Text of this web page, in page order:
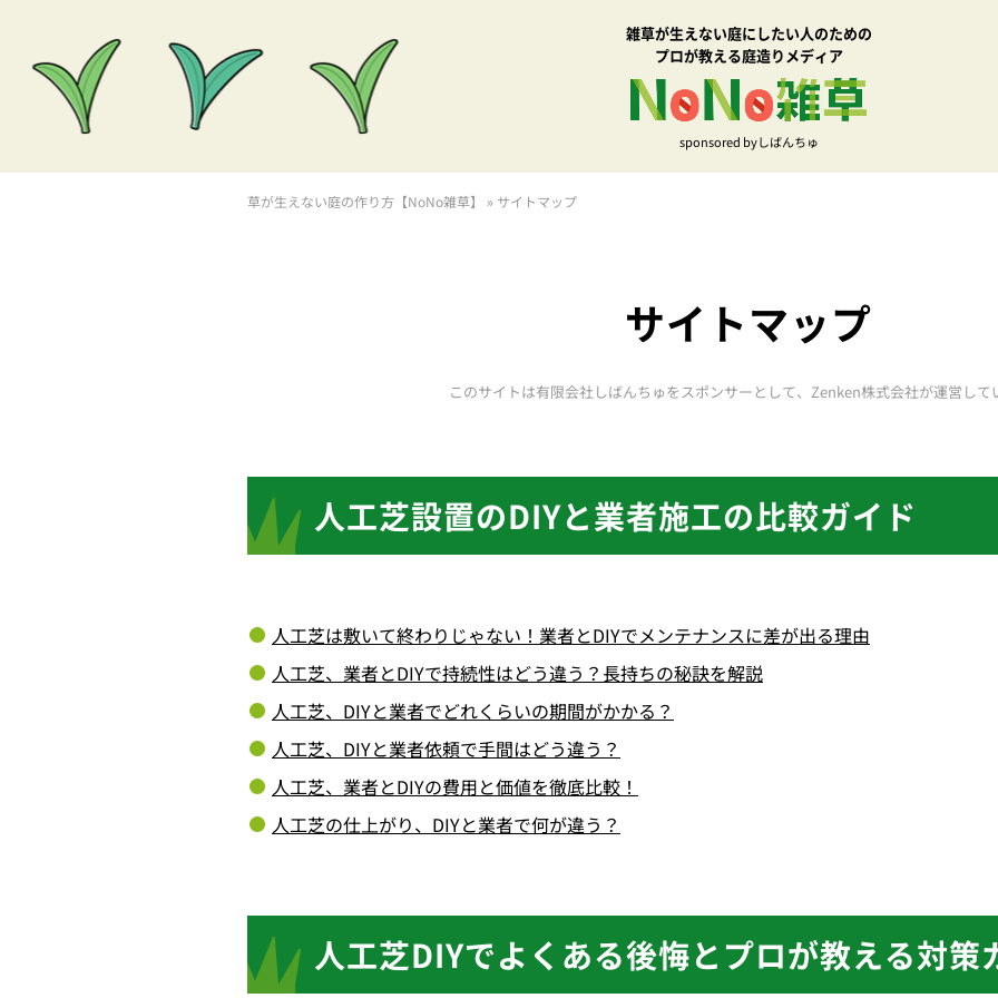
雑草が生えない庭にしたい人のための
プロが教える庭造りメディア
sponsored byしばんちゅ
草が生えない庭の作り方【NoNo雑草】 » サイトマップ
サイトマップ
このサイトは有限会社しばんちゅをスポンサーとして、Zenken株式会社が運営して
人工芝設置のDIYと業者施工の比較ガイド
人工芝は敷いて終わりじゃない！業者とDIYでメンテナンスに差が出る理由
人工芝、業者とDIYで持続性はどう違う？長持ちの秘訣を解説
人工芝、DIYと業者でどれくらいの期間がかかる？
人工芝、DIYと業者依頼で手間はどう違う？
人工芝、業者とDIYの費用と価値を徹底比較！
人工芝の仕上がり、DIYと業者で何が違う？
人工芝DIYでよくある後悔とプロが教える対策